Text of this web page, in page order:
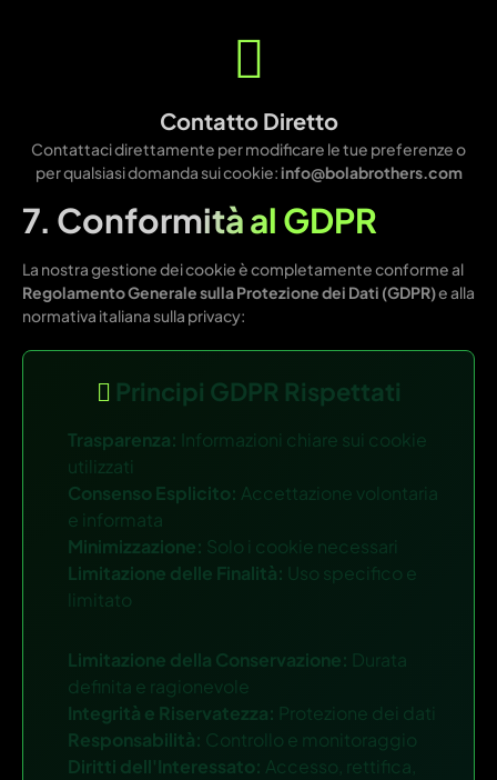
Contatto Diretto
Contattaci direttamente per modificare le tue preferenze o
per qualsiasi domanda sui cookie: info@bolabrothers.com
7. Conformità al GDPR
La nostra gestione dei cookie è completamente conforme al
Regolamento Generale sulla Protezione dei Dati (GDPR)e alla
normativa italiana sulla privacy:
Principi GDPR Rispettati
Trasparenza: Informazioni chiare sui cookie
utilizzati
Consenso Esplicito: Accettazione volontaria
e informata
Minimizzazione: Solo i cookie necessari
Limitazione delle Finalità: Uso specifico e
limitato
Limitazione della Conservazione: Durata
definita e ragionevole
Integrità e Riservatezza: Protezione dei dati
Responsabilità: Controllo e monitoraggio
Diritti dell'Interessato: Accesso, rettifica,